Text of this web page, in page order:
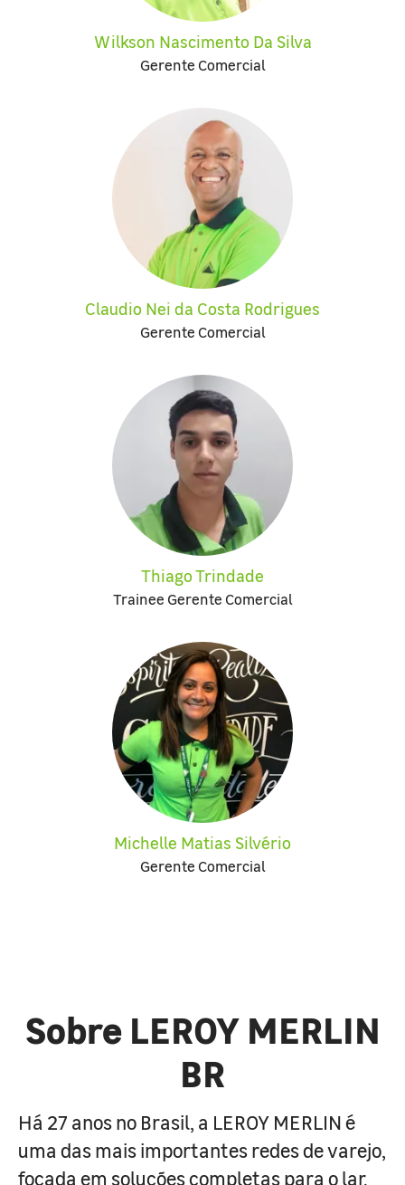
Wilkson Nascimento Da Silva
Gerente Comercial
Claudio Nei da Costa Rodrigues
Gerente Comercial
Thiago Trindade
Trainee Gerente Comercial
Michelle Matias Silvério
Gerente Comercial
Sobre LEROY MERLIN
BR
Há 27 anos no Brasil, a LEROY MERLIN é
uma das mais importantes redes de varejo,
focada em soluções completas para o lar.